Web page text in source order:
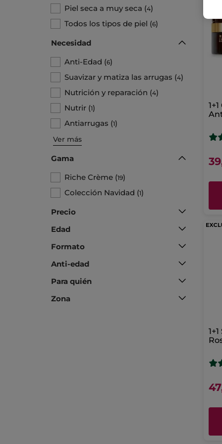
Piel seca a muy seca (4)
Todos los tipos de piel (6)
Necesidad
Anti-Edad (6)
Suavizar y matiza las arrugas (4)
Nutrición y reparación (4)
Nutrir (1)
Antiarrugas (1)
Ver más
Gama
Riche Crème (19)
Colección Navidad (1)
Precio
Edad
Formato
Anti-edad
Para quién
Zona